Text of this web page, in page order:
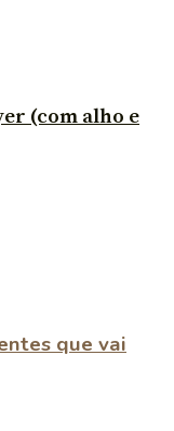
(com alho e
que vai